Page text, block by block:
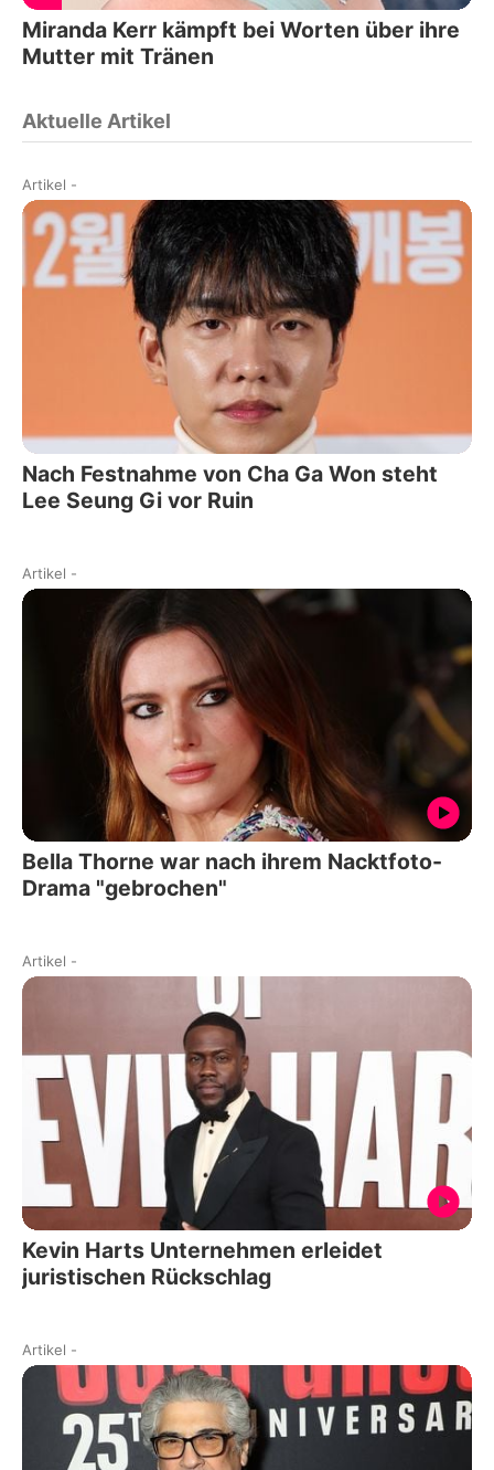
Miranda Kerr kämpft bei Worten über ihre
Mutter mit Tränen
Aktuelle Artikel
Artikel -
Nach Festnahme von Cha Ga Won steht
Lee Seung Gi vor Ruin
Artikel -
Bella Thorne war nach ihrem Nacktfoto-
Drama "gebrochen"
Artikel -
Kevin Harts Unternehmen erleidet
juristischen Rückschlag
Artikel -